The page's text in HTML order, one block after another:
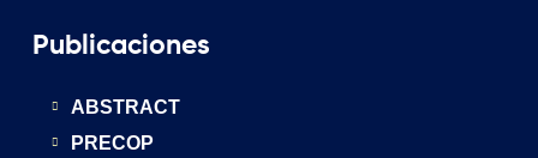
Publicaciones
ABSTRACT
PRECOP